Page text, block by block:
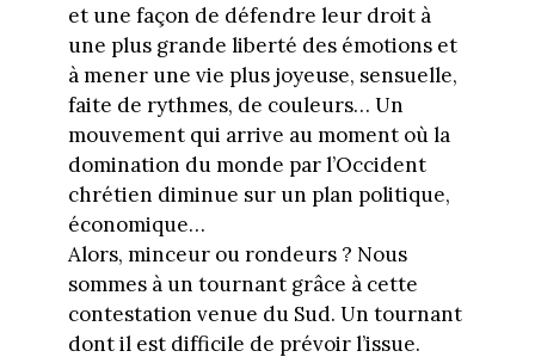
et une façon de défendre leur droit à
une plus grande liberté des émotions et
à mener une vie plus joyeuse, sensuelle,
faite de rythmes, de couleurs… Un
mouvement qui arrive au moment où la
domination du monde par l’Occident
chrétien diminue sur un plan politique,
économique…
Alors, minceur ou rondeurs ? Nous
sommes à un tournant grâce à cette
contestation venue du Sud. Un tournant
dont il est difficile de prévoir l’issue.